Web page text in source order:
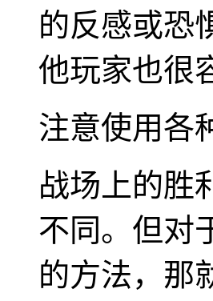
的反感或恐
他玩家也很
注意使用各
战场上的胜
不同。但对
的方法，那